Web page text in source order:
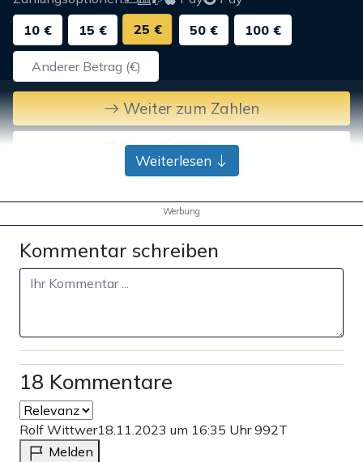
10 €
15 € 25 € 50 € 100 €
Weiter zum Zahlen
Bank-Überweisung
Weiterlesen
Werbung
Kommentar schreiben
18 Kommentare
Rolf Wittwer18.11.2023 um 16:35 Uhr992T
Melden